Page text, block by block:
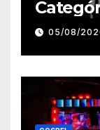
de
álbum
05/08/